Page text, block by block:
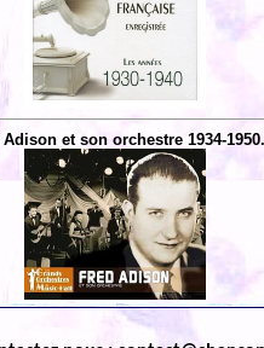
Adison et son orchestre 1934-1950.